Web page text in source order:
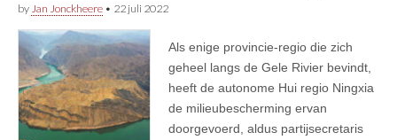
by Jan Jonckheere • 22 juli 2022
Als enige provincie-regio die zich
geheel langs de Gele Rivier bevindt,
heeft de autonome Hui regio Ningxia
de milieubescherming ervan
doorgevoerd, aldus partijsecretaris